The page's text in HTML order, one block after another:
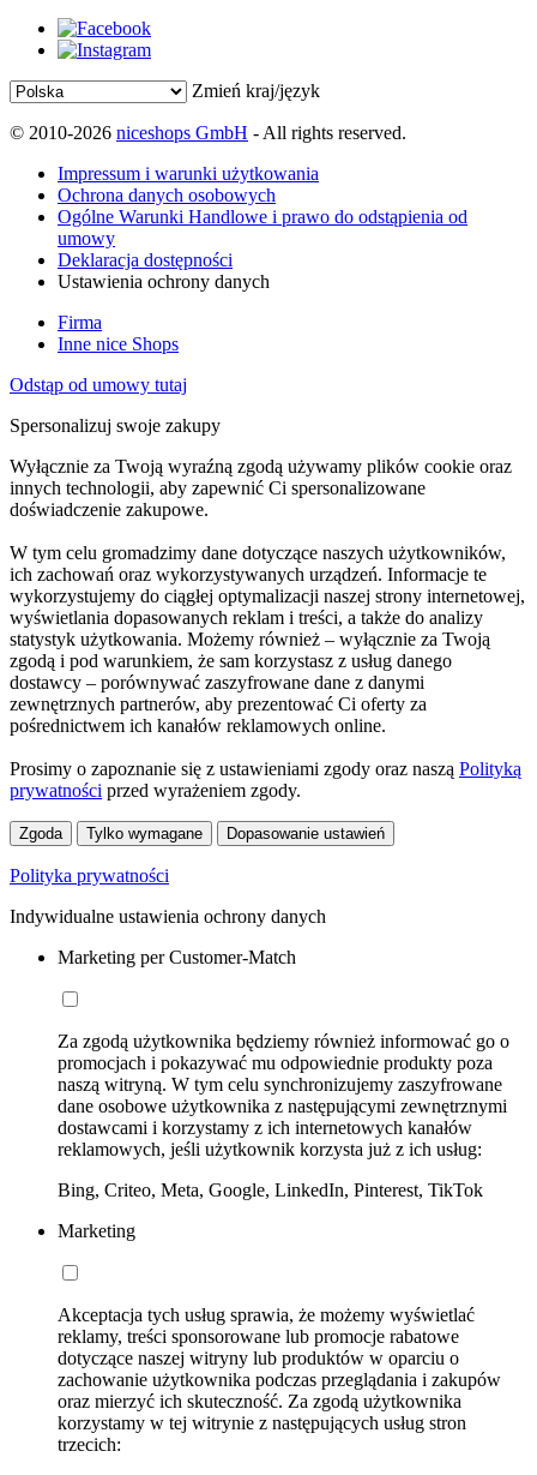
Zmień kraj/język
© 2010-2026 niceshops GmbH - All rights reserved.
Impressum i warunki użytkowania
Ochrona danych osobowych
Ogólne Warunki Handlowe i prawo do odstąpienia od
umowy
Deklaracja dostępności
Ustawienia ochrony danych
Firma
Inne nice Shops
Odstąp od umowy tutaj
Spersonalizuj swoje zakupy
Wyłącznie za Twoją wyraźną zgodą używamy plików cookie oraz
innych technologii, aby zapewnić Ci spersonalizowane
doświadczenie zakupowe.
W tym celu gromadzimy dane dotyczące naszych użytkowników,
ich zachowań oraz wykorzystywanych urządzeń. Informacje te
wykorzystujemy do ciągłej optymalizacji naszej strony internetowej,
wyświetlania dopasowanych reklam i treści, a także do analizy
statystyk użytkowania. Możemy również – wyłącznie za Twoją
zgodą i pod warunkiem, że sam korzystasz z usług danego
dostawcy – porównywać zaszyfrowane dane z danymi
zewnętrznych partnerów, aby prezentować Ci oferty za
pośrednictwem ich kanałów reklamowych online.
Prosimy o zapoznanie się z ustawieniami zgody oraz naszą Polityką
prywatności przed wyrażeniem zgody.
Zgoda Tylko wymagane Dopasowanie ustawień
Polityka prywatności
Indywidualne ustawienia ochrony danych
Marketing per Customer-Match
Za zgodą użytkownika będziemy również informować go o
promocjach i pokazywać mu odpowiednie produkty poza
naszą witryną. W tym celu synchronizujemy zaszyfrowane
dane osobowe użytkownika z następującymi zewnętrznymi
dostawcami i korzystamy z ich internetowych kanałów
reklamowych, jeśli użytkownik korzysta już z ich usług:
Bing, Criteo, Meta, Google, LinkedIn, Pinterest, TikTok
Marketing
Akceptacja tych usług sprawia, że możemy wyświetlać
reklamy, treści sponsorowane lub promocje rabatowe
dotyczące naszej witryny lub produktów w oparciu o
zachowanie użytkownika podczas przeglądania i zakupów
oraz mierzyć ich skuteczność. Za zgodą użytkownika
korzystamy w tej witrynie z następujących usług stron
trzecich: